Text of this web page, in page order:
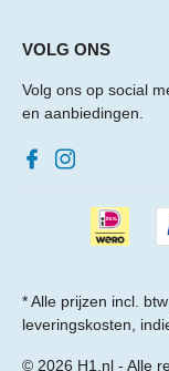
VOLG ONS
Volg ons op social
en aanbiedingen.
* Alle prijzen incl.
leveringskosten,
© 2026 H1.nl - Alle